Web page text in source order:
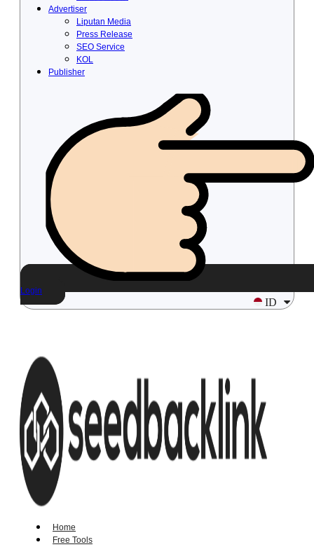
Advertiser
Liputan Media
Press Release
SEO Service
KOL
Publisher
Login
ID
Home
Free Tools